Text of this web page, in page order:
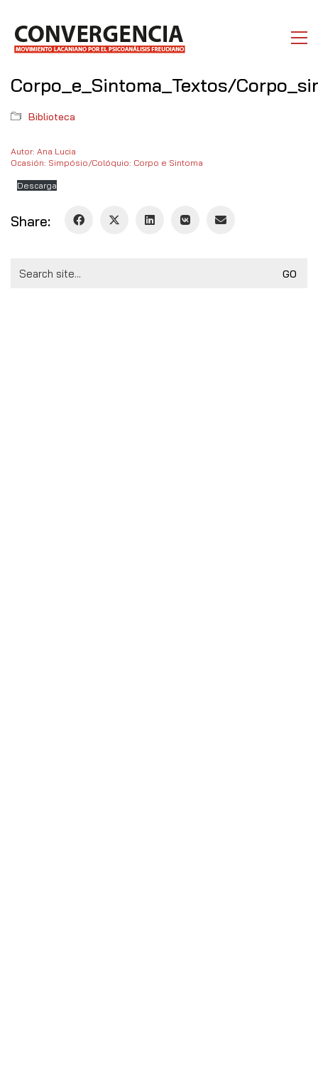
Corpo_e_Sintoma_Textos/
Biblioteca
Autor: Ana Lucia
Ocasión: Simpósio/Colóquio: Corpo e Sintoma
Descarga
Share:
for: